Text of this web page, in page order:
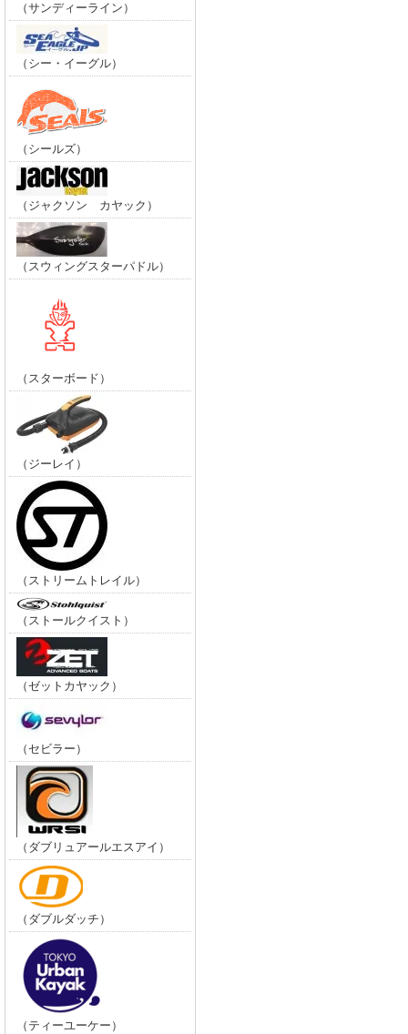
（サンディーライン）
（シー・イーグル）
（シールズ）
（ジャクソン カヤック）
（スウィングスターパドル）
（スターボード）
（ジーレイ）
（ストリームトレイル）
（ストールクイスト）
（ゼットカヤック）
（セビラー）
（ダブリュアールエスアイ）
（ダブルダッチ）
（ティーユーケー）